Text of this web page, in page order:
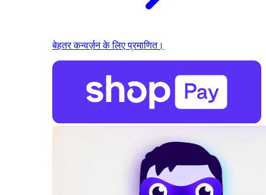
बेहतर कन्वर्ज़न के लिए प्रमाणित।